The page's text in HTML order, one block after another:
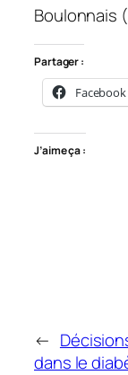
Boulonnais
Partager :
Facebook
J’aime ça :
←
dans le